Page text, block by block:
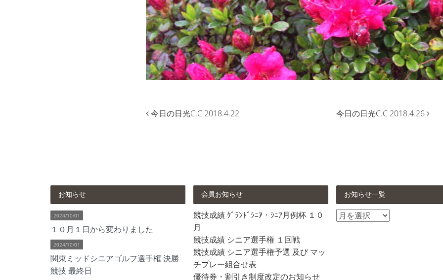
今日の日光C.C 2018.4.22 今日の日光C.C 2018.4.26
お知らせ
2024/10/01
１０月１日から変わりました
2024/10/01
関東ミッドシニアゴルフ選手権 決勝
競技 最終日
会員お知らせ
競技成績 ｸﾞﾗﾝﾄﾞｼﾆｱ・ｼﾆｱ月例杯 １０
月
競技成績 シニア選手権 １回戦
競技成績 シニア選手権予選 及び マッ
チプレー組合せ表
優待券・割引き制度改定のお知らせ
お知らせ一覧
お